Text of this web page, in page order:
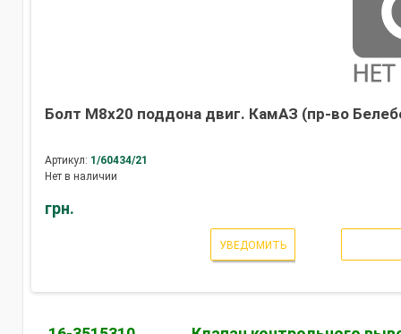
Болт М8х20 поддона двиг. КамАЗ (пр-во
Артикул: 1/60434/21
Нет в наличии
грн.
УВЕДОМИТЬ